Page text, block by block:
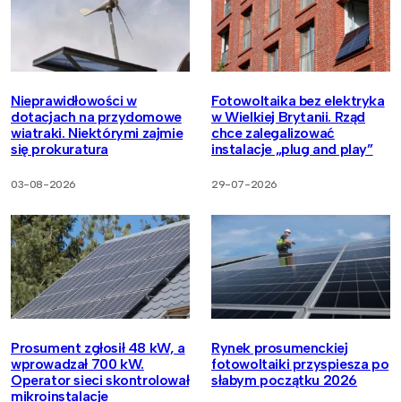
Nieprawidłowości w
dotacjach na przydomowe
wiatraki. Niektórymi zajmie
się prokuratura
03-08-2026
Fotowoltaika bez elektryka
w Wielkiej Brytanii. Rząd
chce zalegalizować
instalacje „plug and play”
29-07-2026
Prosument zgłosił 48 kW, a
wprowadzał 700 kW.
Operator sieci skontrolował
mikroinstalacje
Rynek prosumenckiej
fotowoltaiki przyspiesza po
słabym początku 2026